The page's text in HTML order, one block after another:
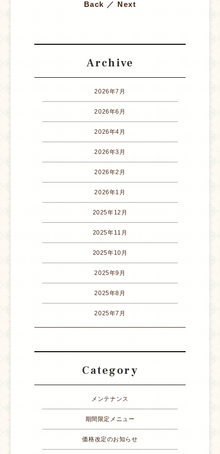
Back ／ Next
Archive
2026年7月
2026年6月
2026年4月
2026年3月
2026年2月
2026年1月
2025年12月
2025年11月
2025年10月
2025年9月
2025年8月
2025年7月
Category
メンテナンス
期間限定メニュー
価格改定のお知らせ